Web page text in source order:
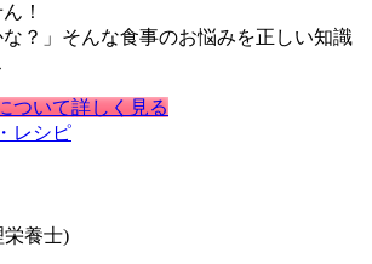
！
な？」そんな食事のお悩みを正しい知識
ついて詳しく見る
レシピ
栄養士)